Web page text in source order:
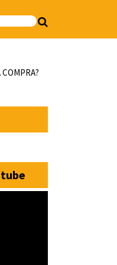
COMPRA?